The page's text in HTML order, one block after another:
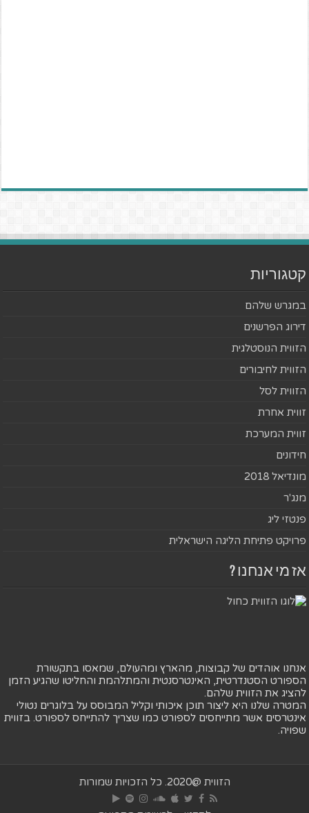
קטגוריות
במגרש שלהם
דירוג הפרשנים
הזווית הנוסטלגית
הזווית לחיבורים
הזווית לסל
זווית אחרת
זווית המערכת
חידונים
מונדיאל 2018
מנג'ר
פנטזי ליג
פרויקט פתיחת הליגה הישראלית
אז מי אנחנו ?
אנחנו אוהדים של קבוצות, מהארץ ומהעולם, שמאסו בתקשורת
הספורט הסטנדרטית, האינטרסנטית והמתלהמת והחליטו שהגיע הזמן
להציג את הזווית שלהם.
המטרה שלנו היא ליצור תוכן איכותי וקליל המבוסס על בלוגרים נטולי
אינטרסים אשר מתייחסים לספורט כמו שצריך להתייחס לספורט. בזווית
שפויה.
הזווית @2020. כל הזכויות שמורות